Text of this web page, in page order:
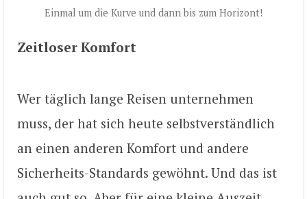
Einmal um die Kurve und dann bis zum Horizont!
Zeitloser Komfort
Wer täglich lange Reisen unternehmen
muss, der hat sich heute selbstverständlich
an einen anderen Komfort und andere
Sicherheits-Standards gewöhnt. Und das ist